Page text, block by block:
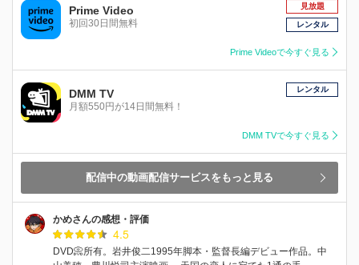
Prime Video
初回30日間無料
見放題
レンタル
Prime Videoで今すぐ見る
DMM TV
月額550円が14日間無料！
レンタル
DMM TVで今すぐ見る
配信中の動画配信サービスをもっと見る
かめさんの感想・評価
4.5
DVD📀所有。岩井俊二1995年脚本・監督長編デビュー作品。中